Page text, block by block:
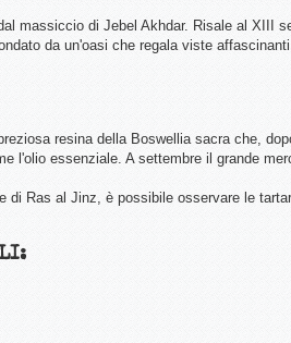
massiccio di Jebel Akhdar. Risale al XIII
da un'oasi che regala viste
resina della Boswellia sacra che,
l'olio essenziale. A settembre il grande
di Ras al Jinz, è possibile osservare le